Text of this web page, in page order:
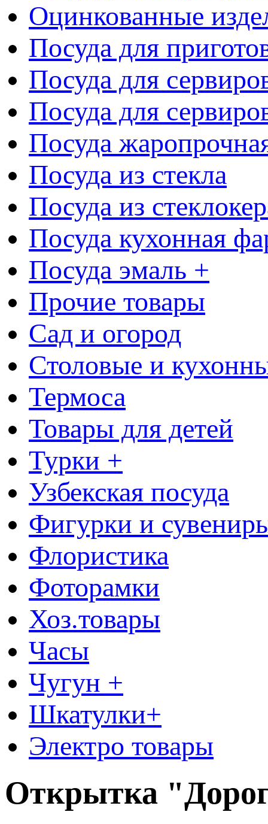
Оцинкованные
Посуда для
Посуда для
Посуда для
Посуда
Посуда из стекла
Посуда из
Посуда кухонная
Посуда эмаль +
Прочие товары
Сад и огород
Столовые и
Термоса
Товары для детей
Турки +
Узбекская посуда
Фигурки и
Флористика
Фоторамки
Хоз.товары
Часы
Чугун +
Шкатулки+
Электро товары
Открытка